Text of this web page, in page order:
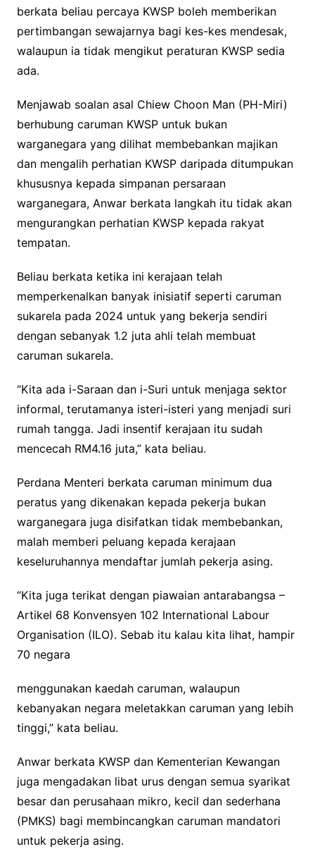
berkata beliau percaya KWSP boleh memberikan
pertimbangan sewajarnya bagi kes-kes mendesak,
walaupun ia tidak mengikut peraturan KWSP sedia
ada.
Menjawab soalan asal Chiew Choon Man (PH-Miri)
berhubung caruman KWSP untuk bukan
warganegara yang dilihat membebankan majikan
dan mengalih perhatian KWSP daripada ditumpukan
khususnya kepada simpanan persaraan
warganegara, Anwar berkata langkah itu tidak akan
mengurangkan perhatian KWSP kepada rakyat
tempatan.
Beliau berkata ketika ini kerajaan telah
memperkenalkan banyak inisiatif seperti caruman
sukarela pada 2024 untuk yang bekerja sendiri
dengan sebanyak 1.2 juta ahli telah membuat
caruman sukarela.
“Kita ada i-Saraan dan i-Suri untuk menjaga sektor
informal, terutamanya isteri-isteri yang menjadi suri
rumah tangga. Jadi insentif kerajaan itu sudah
mencecah RM4.16 juta,” kata beliau.
Perdana Menteri berkata caruman minimum dua
peratus yang dikenakan kepada pekerja bukan
warganegara juga disifatkan tidak membebankan,
malah memberi peluang kepada kerajaan
keseluruhannya mendaftar jumlah pekerja asing.
“Kita juga terikat dengan piawaian antarabangsa –
Artikel 68 Konvensyen 102 International Labour
Organisation (ILO). Sebab itu kalau kita lihat, hampir
70 negara
menggunakan kaedah caruman, walaupun
kebanyakan negara meletakkan caruman yang lebih
tinggi,” kata beliau.
Anwar berkata KWSP dan Kementerian Kewangan
juga mengadakan libat urus dengan semua syarikat
besar dan perusahaan mikro, kecil dan sederhana
(PMKS) bagi membincangkan caruman mandatori
untuk pekerja asing.